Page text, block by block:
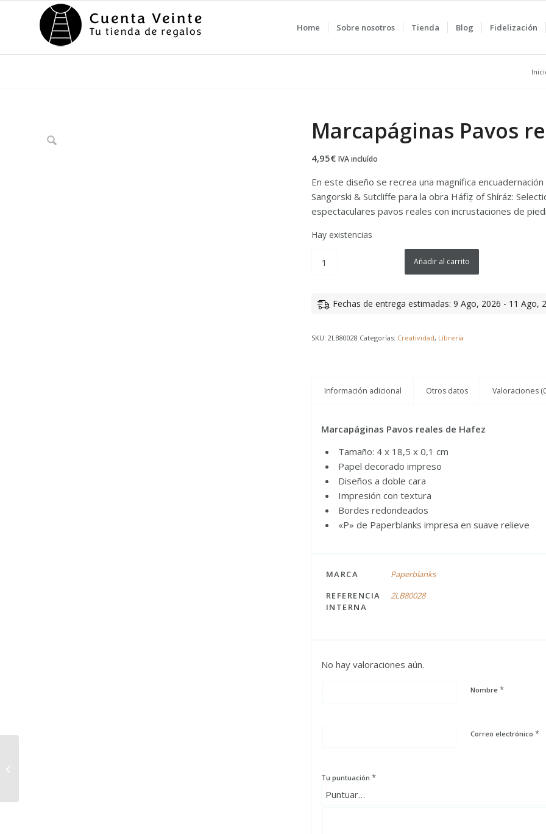
Home Sobre nosotros Tienda Blog Fidelización
Marcapáginas Pavos
4,95€ IVA incluído
En este diseño se recrea una magnífica
Sangorski & Sutcliffe para la obra Háfiz̤ of Shíráz:
espectaculares pavos reales con incrustaciones de
Hay existencias
Añadir al carrito
Fechas de entrega estimadas: 9 Ago, 2026 - 11 Ago,
SKU: 2LB80028 Categorías: Creatividad, Librería
Información adicional Otros datos Valoraciones
Marcapáginas Pavos reales de Hafez
Tamaño: 4 x 18,5 x 0,1 cm
Papel decorado impreso
Diseños a doble cara
Impresión con textura
Bordes redondeados
«P» de Paperblanks impresa en suave relieve
MARCA
Paperblanks
REFERENCIA
INTERNA
2LB80028
No hay valoraciones aún.
Nombre *
Correo electrónico *
Tu puntuación *